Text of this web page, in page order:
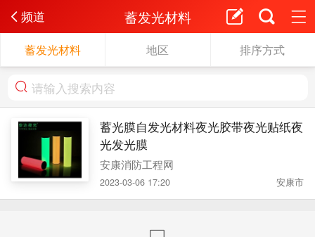
频道 蓄发光材料
蓄发光材料 地区 排序方式
蓄光膜自发光材料夜光胶带夜光贴纸夜
光发光膜
安康消防工程网
2023-03-06 17:20 安康市